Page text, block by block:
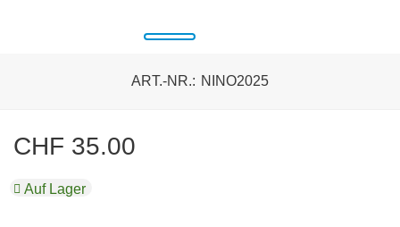
ART.-NR.: NINO2025
CHF 35.00
Auf Lager